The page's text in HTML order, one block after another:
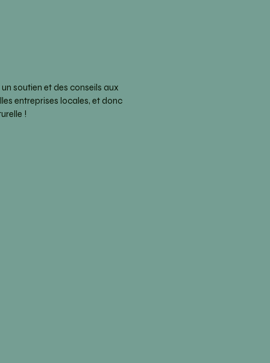
soutien et des conseils aux
entreprises locales, et donc
!